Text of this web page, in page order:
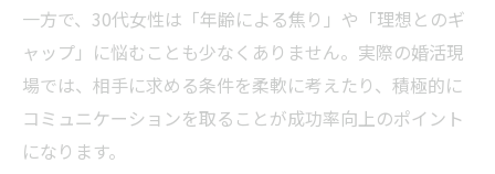
自分らしい結婚への近道を見極める方法
30代婚活成功率を高める自分らしい選択法
30代女性が結婚成功率で意識したい観点
婚活成功率を意識した自己分析と理想像
一方で、30代女性は「年齢による焦り」や「理想とのギ
ャップ」に悩むことも少なくありません。実際の婚活現
場では、相手に求める条件を柔軟に考えたり、積極的に
コミュニケーションを取ることが成功率向上のポイント
になります。